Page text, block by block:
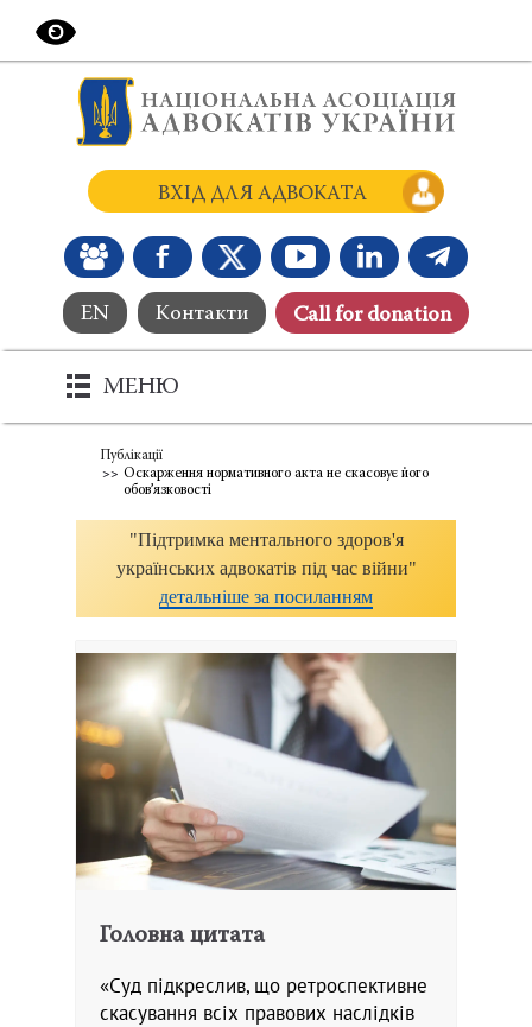
EN Контакти Сall for donation
ВХІД ДЛЯ АДВОКАТА
МЕНЮ
Публікації
Оскарження нормативного акта не скасовує його
обов’язковості
"Підтримка ментального здоров'я
українських адвокатів під час війни"
детальніше за посиланням
Головна цитата
«Суд підкреслив, що ретроспективне
скасування всіх правових наслідків